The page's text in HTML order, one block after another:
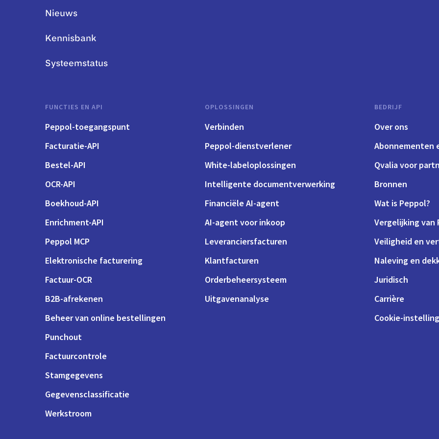
Nieuws
Kennisbank
Systeemstatus
FUNCTIES EN API
Peppol-toegangspunt
Facturatie-API
Bestel-API
OCR-API
Boekhoud-API
Enrichment-API
Peppol MCP
Elektronische facturering
Factuur-OCR
B2B-afrekenen
Beheer van online bestellingen
Punchout
Factuurcontrole
Stamgegevens
Gegevensclassificatie
Werkstroom
OPLOSSINGEN
Verbinden
Peppol-dienstverlener
White-labeloplossingen
Intelligente documentverwerking
Financiële AI-agent
AI-agent voor inkoop
Leveranciersfacturen
Klantfacturen
Orderbeheersysteem
Uitgavenanalyse
BEDRIJF
Over ons
Abonnementen
Qvalia voor
Bronnen
Wat is Peppol?
Vergelijking van
Veiligheid en
Naleving en
Juridisch
Carrière
Cookie-